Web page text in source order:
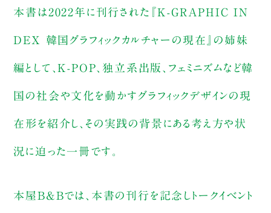
本書は2022年に刊行された『K-GRAPHIC IN
DEX 韓国グラフィックカルチャーの現在』の姉妹
編として、K-POP、独立系出版、フェミニズムなど韓
国の社会や文化を動かすグラフィックデザインの現
在形を紹介し、その実践の背景にある考え方や状
況に迫った一冊です。
本屋B&Bでは、本書の刊行を記念しトークイベント